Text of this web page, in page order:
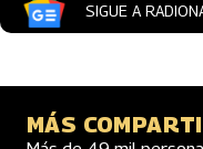
SIGUE A
MÁS